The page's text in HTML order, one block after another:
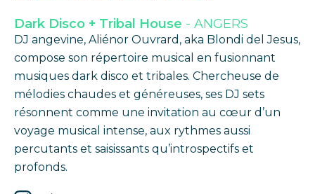
Dark Disco + Tribal House - ANGERS
DJ angevine, Aliénor Ouvrard, aka Blondi del Jesus,
compose son répertoire musical en fusionnant
musiques dark disco et tribales. Chercheuse de
mélodies chaudes et généreuses, ses DJ sets
résonnent comme une invitation au cœur d’un
voyage musical intense, aux rythmes aussi
percutants et saisissants qu’introspectifs et
profonds.